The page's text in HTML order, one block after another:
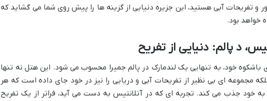
و تفریحات آبی هستید، این جزیره دنیایی از گزینه ها را پیش روی شما می گشاید که
خواهد بود.
د پالم: دنیایی از تفریح
باشکوه خود، به تنهایی یک لندمارک در پالم جمیرا محسوب می شود. این هتل نه تنها
مجموعه ای بی نظیر از تفریحات آبی و دریایی را نیز در خود جای داده است که هر
به خود جذب می کند. تجربه ای که در آتلانتیس به دست می آید، فراتر از یک تفریح